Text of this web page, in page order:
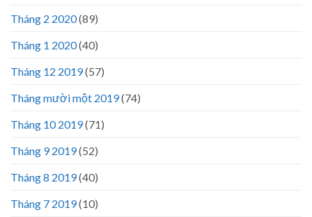
Tháng 2 2020(89)
Tháng 1 2020(40)
Tháng 12 2019(57)
Tháng mười một 2019(74)
Tháng 10 2019(71)
Tháng 9 2019(52)
Tháng 8 2019(40)
Tháng 7 2019(10)